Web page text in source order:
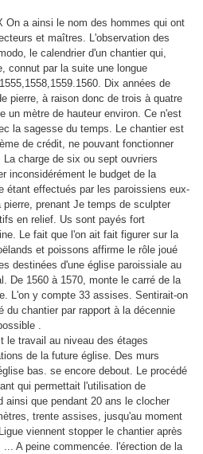
On a ainsi le nom des hommes qui ont
et maîtres. L'observation des
le calendrier d'un chantier qui,
connut par la suite une longue
Dix années de
pierre, à raison donc de trois à quatre
un mètre de hauteur environ. Ce n'est
la sagesse du temps. Le chantier est
de crédit, ne pouvant fonctionner
charge de six ou sept ouvriers
inconsidérément le budget de la
étant effectués par les paroissiens eux-
prenant Je temps de sculpter
en relief. Us sont payés fort
Le fait que l'on ait fait figurer sur la
et poissons affirme le rôle joué
destinées d'une église paroissiale au
De 1560 à 1570, monte le carré de la
L'on y compte 33 assises. Sentirait-on
chantier par rapport à la décennie
.
le travail au niveau des étages
de la future église. Des murs
bas. se encore debout. Le procédé
qui permettait l'utilisation de
ainsi que pendant 20 ans le clocher
trente assises, jusqu'au moment
viennent stopper le chantier après
A peine commencée. l'érection de la